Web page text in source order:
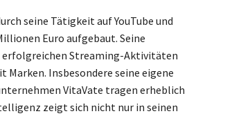
seine Tätigkeit auf YouTube und
Euro aufgebaut. Seine
erfolgreichen Streaming-Aktivitäten
Insbesondere seine eigene
VitaVate tragen erheblich
zeigt sich nicht nur in seinen